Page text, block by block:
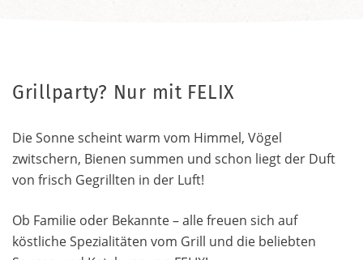
Grillparty? Nur mit FELIX
Die Sonne scheint warm vom Himmel, Vögel
zwitschern, Bienen summen und schon liegt der Duft
von frisch Gegrillten in der Luft!
Ob Familie oder Bekannte – alle freuen sich auf
köstliche Spezialitäten vom Grill und die beliebten